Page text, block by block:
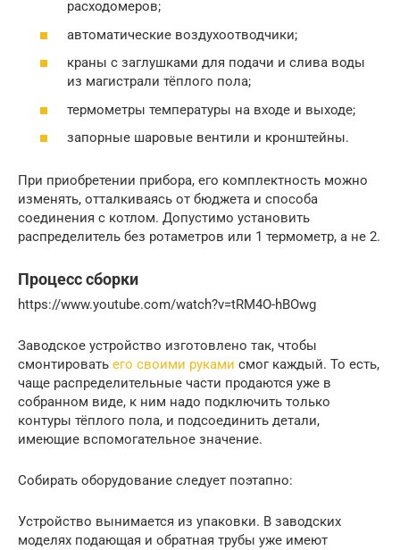
расходомеров;
автоматические воздухоотводчики;
краны с заглушками для подачи и слива воды
из магистрали тёплого пола;
термометры температуры на входе и выходе;
запорные шаровые вентили и кронштейны.
При приобретении прибора, его комплектность можно
изменять, отталкиваясь от бюджета и способа
соединения с котлом. Допустимо установить
распределитель без ротаметров или 1 термометр, а не 2.
Процесс сборки
https://www.youtube.com/watch?v=tRM4O-hBOwg
Заводское устройство изготовлено так, чтобы
смонтировать его своими руками смог каждый. То есть,
чаще распределительные части продаются уже в
собранном виде, к ним надо подключить только
контуры тёплого пола, и подсоединить детали,
имеющие вспомогательное значение.
Собирать оборудование следует поэтапно:
Устройство вынимается из упаковки. В заводских
моделях подающая и обратная трубы уже имеют